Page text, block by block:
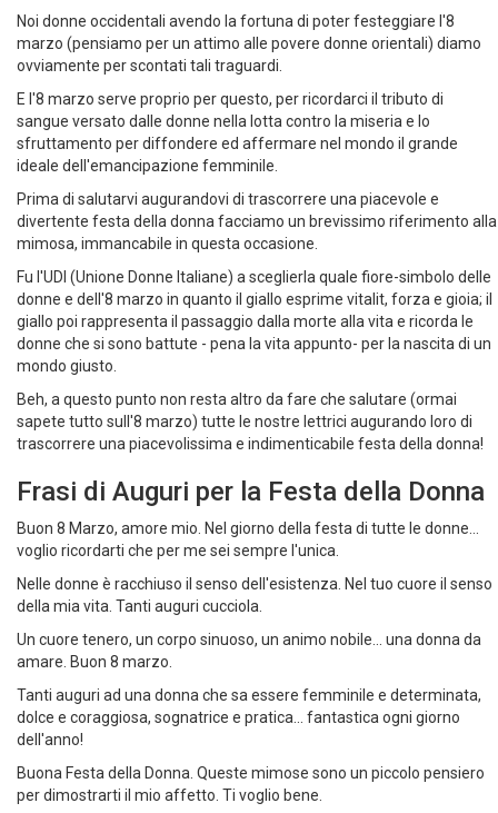
emancipazione.
Noi donne occidentali avendo la fortuna di poter festeggiare l'8
marzo (pensiamo per un attimo alle povere donne orientali) diamo
ovviamente per scontati tali traguardi.
E l'8 marzo serve proprio per questo, per ricordarci il tributo di
sangue versato dalle donne nella lotta contro la miseria e lo
sfruttamento per diffondere ed affermare nel mondo il grande
ideale dell'emancipazione femminile.
Prima di salutarvi augurandovi di trascorrere una piacevole e
divertente festa della donna facciamo un brevissimo riferimento alla
mimosa, immancabile in questa occasione.
Fu l'UDI (Unione Donne Italiane) a sceglierla quale fiore-simbolo delle
donne e dell'8 marzo in quanto il giallo esprime vitalit, forza e gioia; il
giallo poi rappresenta il passaggio dalla morte alla vita e ricorda le
donne che si sono battute - pena la vita appunto- per la nascita di un
mondo giusto.
Beh, a questo punto non resta altro da fare che salutare (ormai
sapete tutto sull'8 marzo) tutte le nostre lettrici augurando loro di
Frasi di Auguri per la Festa della Donna
Buon 8 Marzo, amore mio. Nel giorno della festa di tutte le donne...
voglio ricordarti che per me sei sempre l'unica.
Nelle donne è racchiuso il senso dell'esistenza. Nel tuo cuore il senso
della mia vita. Tanti auguri cucciola.
Un cuore tenero, un corpo sinuoso, un animo nobile... una donna da
amare. Buon 8 marzo.
Tanti auguri ad una donna che sa essere femminile e determinata,
dolce e coraggiosa, sognatrice e pratica... fantastica ogni giorno
dell'anno!
Buona Festa della Donna. Queste mimose sono un piccolo pensiero